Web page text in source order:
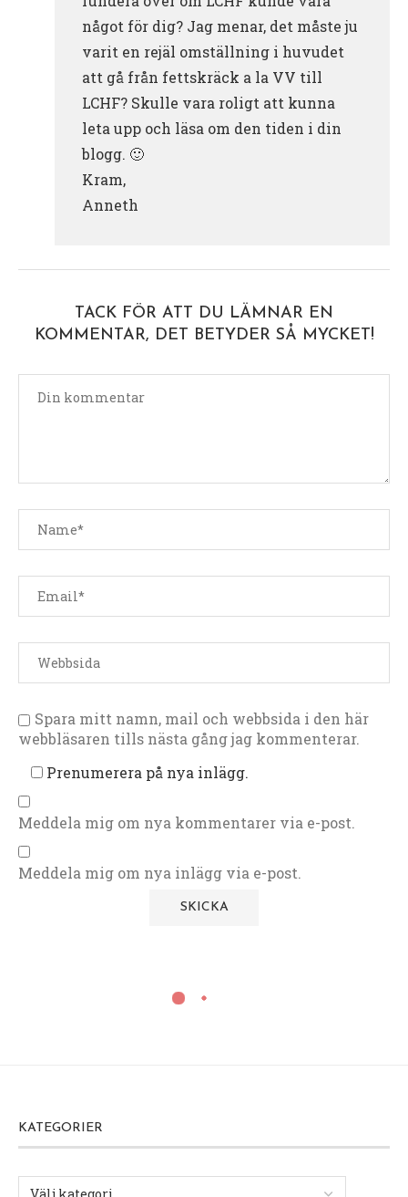
något för dig? Jag menar, det måste ju
varit en rejäl omställning i huvudet
att gå från fettskräck a la VV till
LCHF? Skulle vara roligt att kunna
leta upp och läsa om den tiden i din
blogg. 🙂
Kram,
Anneth
TACK FÖR ATT DU LÄMNAR EN
KOMMENTAR, DET BETYDER SÅ MYCKET!
Spara mitt namn, mail och webbsida i den här
webbläsaren tills nästa gång jag kommenterar.
Prenumerera på nya inlägg.
Meddela mig om nya kommentarer via e-post.
Meddela mig om nya inlägg via e-post.
KATEGORIER